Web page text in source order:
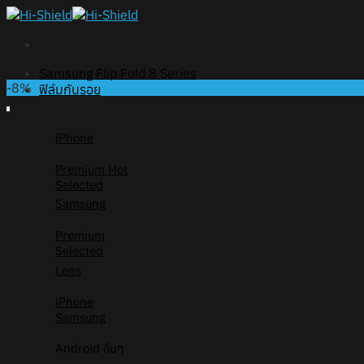
Skip
Samsung Flip Fold 8 Series
ฟิล์มกันรอย
iPhone
Premium
Selected
Samsung
Premium
Selected
Lens
iPhone
Samsung
Android อื่นๆ
-8%